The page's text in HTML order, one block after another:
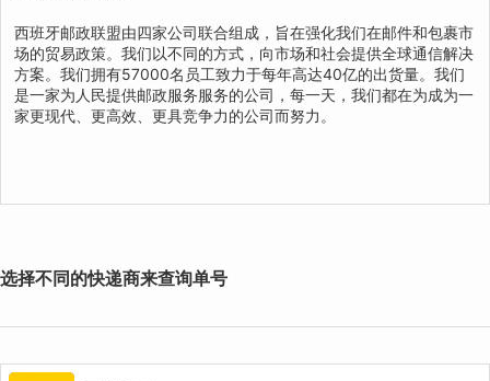
西班牙邮政联盟由四家公司联合组成，旨在强化我们在邮件和包裹市
场的贸易政策。我们以不同的方式，向市场和社会提供全球通信解决
方案。我们拥有57000名员工致力于每年高达40亿的出货量。我们
是一家为人民提供邮政服务服务的公司，每一天，我们都在为成为一
家更现代、更高效、更具竞争力的公司而努力。
选择不同的快递商来查询单号